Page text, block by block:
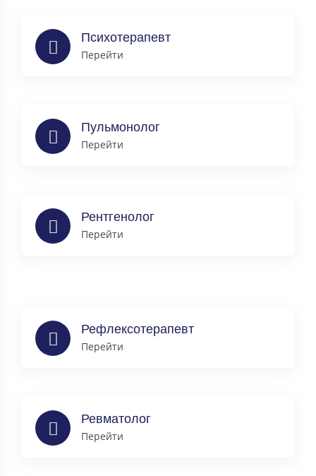
Психотерапевт
Перейти
Пульмонолог
Перейти
Рентгенолог
Перейти
Рефлексотерапевт
Перейти
Ревматолог
Перейти